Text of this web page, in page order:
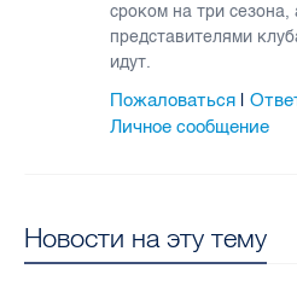
сроком на три сезона,
представителями
идут.
Пожаловаться |
Личное сообщение
Новости на эту тему